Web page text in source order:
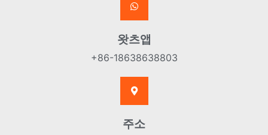
왓츠앱
+86-18638638803
주소